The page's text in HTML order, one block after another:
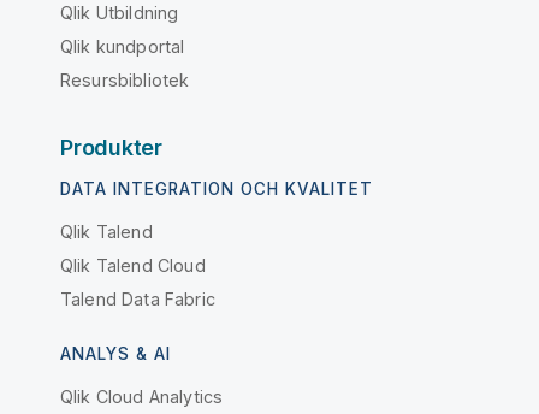
Qlik Utbildning
Qlik kundportal
Resursbibliotek
Produkter
DATA INTEGRATION OCH KVALITET
Qlik Talend
Qlik Talend Cloud
Talend Data Fabric
ANALYS & AI
Qlik Cloud Analytics